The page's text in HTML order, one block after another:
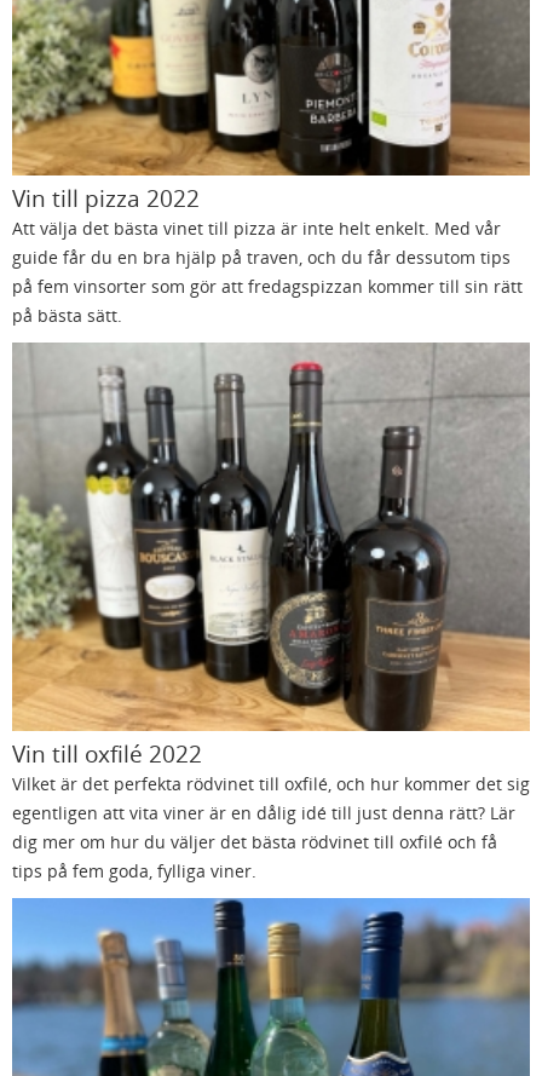
Vin till pizza 2022
Att välja det bästa vinet till pizza är inte helt enkelt. Med vår
guide får du en bra hjälp på traven, och du får dessutom tips
på fem vinsorter som gör att fredagspizzan kommer till sin rätt
på bästa sätt.
Vin till oxfilé 2022
Vilket är det perfekta rödvinet till oxfilé, och hur kommer det sig
egentligen att vita viner är en dålig idé till just denna rätt? Lär
dig mer om hur du väljer det bästa rödvinet till oxfilé och få
tips på fem goda, fylliga viner.